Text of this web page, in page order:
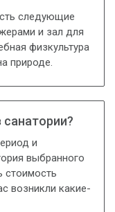
следующие
и зал для
физкультура
природе.
и
выбранного
стоимость
возникли какие-